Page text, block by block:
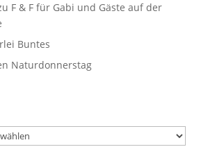
F & F für Gabi und Gäste auf der
Buntes
Naturdonnerstag